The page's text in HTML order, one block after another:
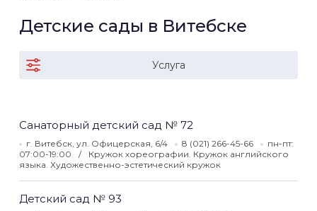
Детские сады в Витебске
Услуга
Санаторный детский сад № 72
г. Витебск, ул. Офицерская, 6/4 8 (021) 266-45-66
пн-пт:
07:00-19:00
Кружок хореографии. Кружок английского
языка. Художественно-эстетический кружок
Детский сад № 93